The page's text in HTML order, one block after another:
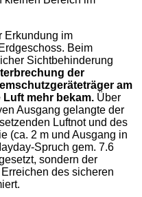
Erkundung im
Beim
Sichtbehinderung
der
am
Luft mehr bekam. Über
Ausgang gelangte der
Luftnot und des
(ca. 2 m und Ausgang in
Spruch gem. 7.6
sondern der
des sicheren